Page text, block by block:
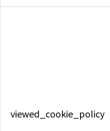
viewed_cookie_policy